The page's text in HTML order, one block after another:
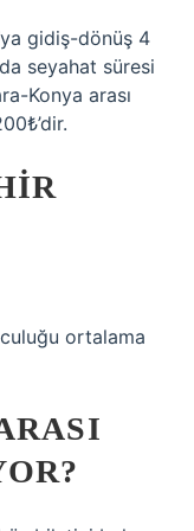
gidiş-dönüş 4
seyahat süresi
Konya arası
ortalama